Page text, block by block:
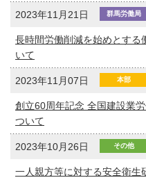
2023年11月21日 群馬労働局
長時間労働削減を始めとする
いて
2023年11月07日 本部
創立60周年記念 全国建設業
ついて
2023年10月26日 その他
一人親方等に対する安全衛生